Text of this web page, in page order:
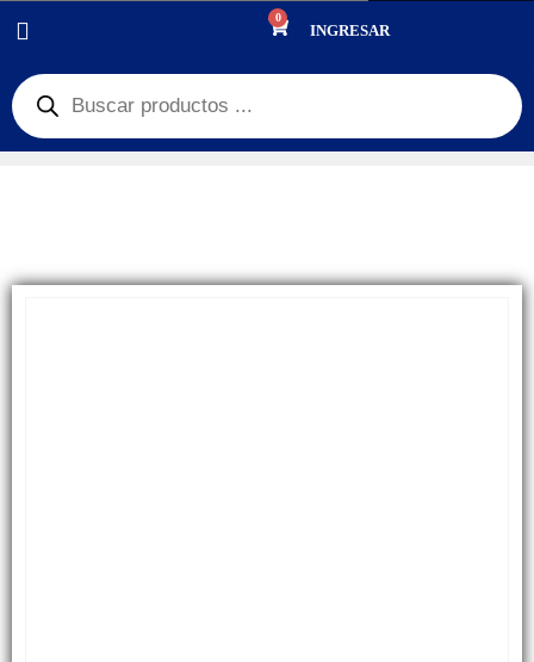
0
INGRESAR
MINI ALTAVOZ INALÁMBRICO BLUETOOTH 2024, ESTÉREO PEQUEÑO
PORTÁTIL, LINDA MUÑECA DE DIBUJOS ANIMADOS CREATIVA PARA VIAJES, 6
PATRONES DISPONIBLES